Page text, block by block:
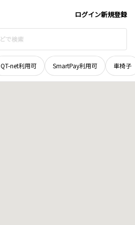
ログイン新規登録
QT-net利用可 SmartPay利用可 車椅子